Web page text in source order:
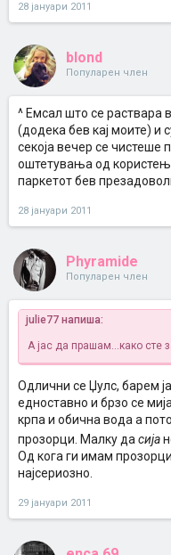
28 јануари 2011
blond
Популарен член
^ Емсал што се раствара
(додека бев кај моите) и
секоја вечер се чистеше
оштетувања од
паркетот бев
28 јануари 2011
Phyramide
Популарен член
julie77 напиша:
А јас да прашам...како сте
Одлични се Џулс, барем
едноставно и брзо се
крпа и обична вода а
прозорци. Малку да сија
Од кога ги имам
најсериозно.
29 јануари 2011